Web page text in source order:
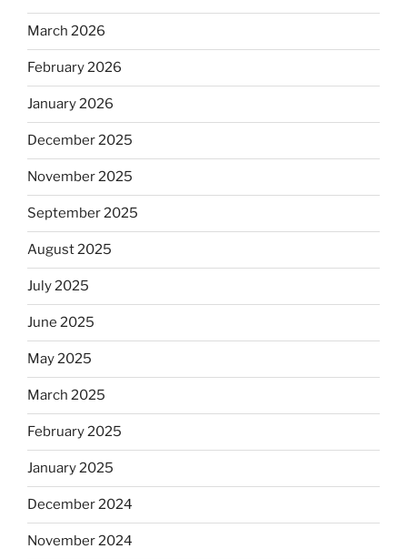
March 2026
February 2026
January 2026
December 2025
November 2025
September 2025
August 2025
July 2025
June 2025
May 2025
March 2025
February 2025
January 2025
December 2024
November 2024